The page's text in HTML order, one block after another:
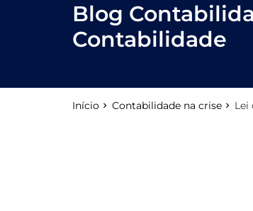
Blog
Contabilidade
Início Contabilidade na crise Lei
email
Deixe sua